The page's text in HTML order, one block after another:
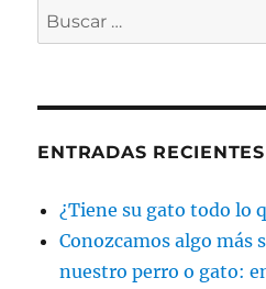
Buscar
por:
ENTRADAS RECIENTES
¿Tiene su gato todo lo
Conozcamos algo más
nuestro perro o gato: